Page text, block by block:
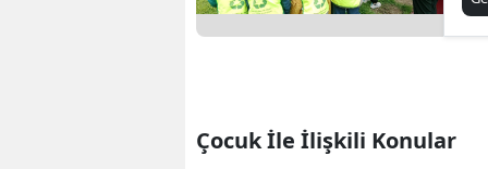
Çocuk İle İlişkili Konular